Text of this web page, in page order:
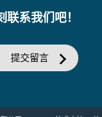
联系我们吧！
提交留言